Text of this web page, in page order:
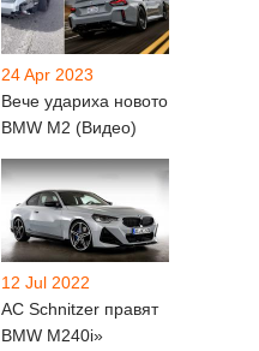
24 Apr 2023
Вече удариха новото
BMW M2 (Видео)
12 Jul 2022
AC Schnitzer правят
BMW M240i»